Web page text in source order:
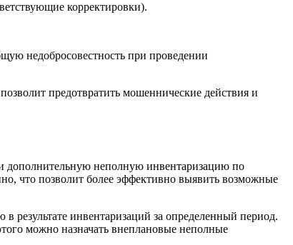
корректировки).
недобросовестность при проведении
предотвратить мошеннические действия и
дополнительную неполную инвентаризацию по
что позволит более эффективно выявить возможные
результате инвентаризаций за определенный период.
можно назначать внеплановые неполные